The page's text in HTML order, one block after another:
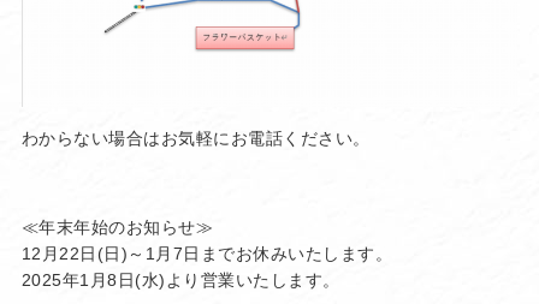
わからない場合はお気軽にお電話ください。
≪年末年始のお知らせ≫
12月22日(日)～1月7日までお休みいたします。
2025年1月8日(水)より営業いたします。